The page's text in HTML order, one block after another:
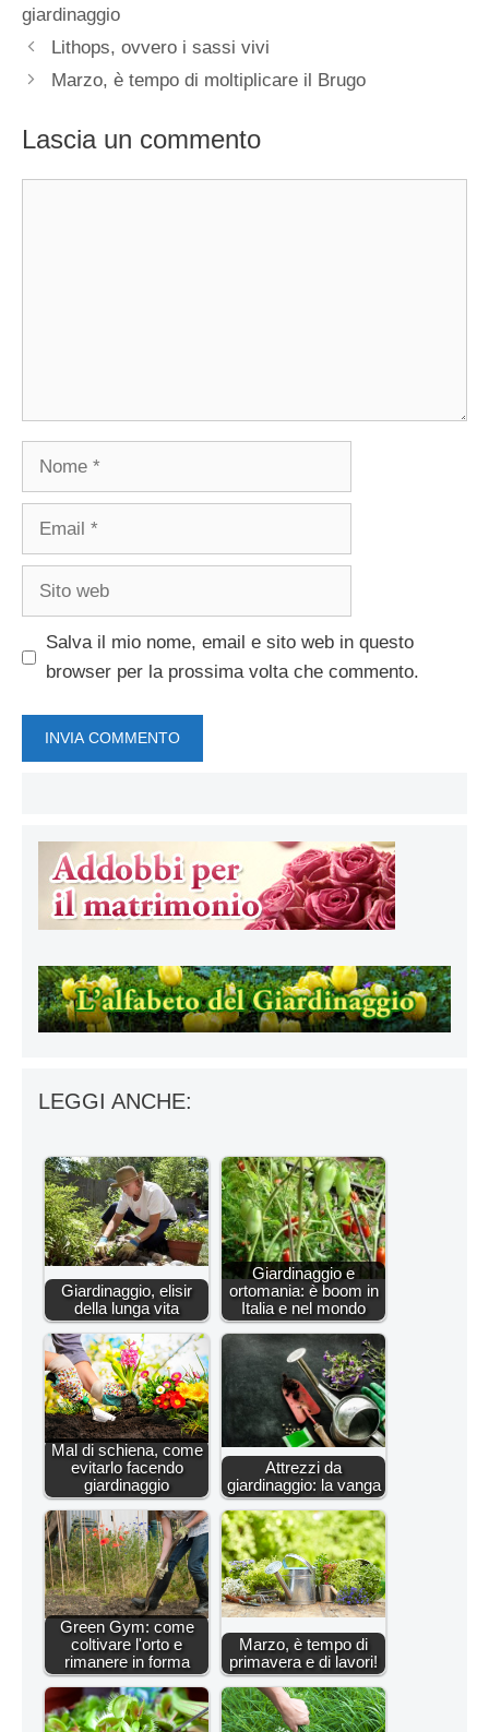
giardinaggio
Lithops, ovvero i sassi vivi
Marzo, è tempo di moltiplicare il Brugo
Lascia un commento
Nome
Email
Sito
Salva il mio nome, email e sito web in questo
browser per la prossima volta che commento.
LEGGI ANCHE:
Giardinaggio, elisir
della lunga vita
Giardinaggio e
ortomania: è boom in
Italia e nel mondo
Mal di schiena, come
evitarlo facendo
giardinaggio
Attrezzi da
giardinaggio: la vanga
Green Gym: come
coltivare l'orto e
rimanere in forma
Marzo, è tempo di
primavera e di lavori!